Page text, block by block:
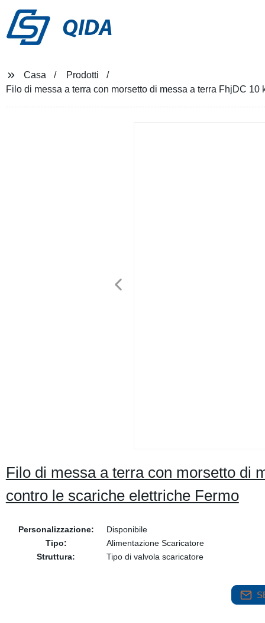
QIDA
Casa
Prodotti
Filo di messa a terra con morsetto di messa a terra FhjDC
Filo di messa a terra con morsetto di
contro le scariche elettriche Fermo
Personalizzazione:
Disponibile
Tipo:
Alimentazione Scaricatore
Struttura:
Tipo di valvola scaricatore